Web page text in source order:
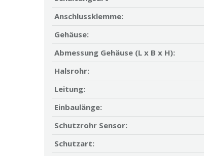
Anschlussklemme:
Gehäuse:
Abmessung Gehäuse (L x B x H):
Halsrohr:
Leitung:
Einbaulänge:
Schutzrohr Sensor:
Schutzart: